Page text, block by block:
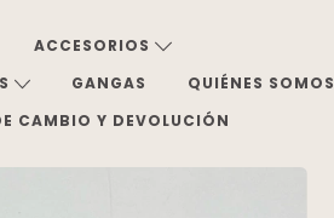
ACCESORIOS
GANGAS
QUIÉNES SOMOS
CAMBIO Y DEVOLUCIÓN